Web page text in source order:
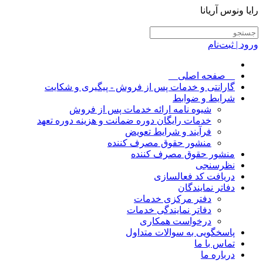
رایا ونوس آریانا
ورود | ثبت‌نام
__صفحه اصلی__
گارانتی و خدمات پس از فروش - پیگیری و شکایت
شرایط و ضوابط
شیوه نامه ارائه خدمات پس از فروش
خدمات رایگان دوره ضمانت و هزینه دوره تعهد
فرآیند و شرایط تعویض
منشور حقوق مصرف کننده
منشور حقوق مصرف کننده
نظرسنجی
دریافت کد فعالسازی
دفاتر نمایندگان
دفتر مرکزی خدمات
دفاتر نمایندگی خدمات
درخواست همکاری
پاسخگویی به سوالات متداول
تماس با ما
درباره ما